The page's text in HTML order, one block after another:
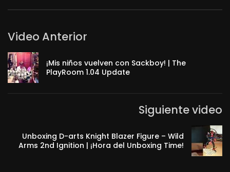
Video Anterior
¡Mis niños vuelven con Sackboy! | The
PlayRoom 1.04 Update
Siguiente video
Unboxing D-arts Knight Blazer Figure – Wild
Arms 2nd Ignition | ¡Hora del Unboxing Time!